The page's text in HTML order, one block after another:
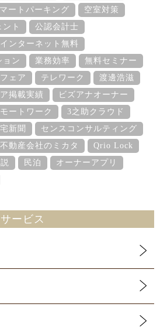
ートパーキング
空室対策
ト
公認会計士
インターネット無料
ョン
業務効率
無料セミナー
ェア テレワーク
渡邊浩滋
掲載実績
ビズアナオーナー
ートワーク
3之助クラウド
新聞
センスコンサルティング
不動産会社のミカタ
Qrio Lock
民泊
オーナーアプリ
ービス